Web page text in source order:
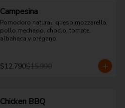
Campesina
Pomodoro natural, queso mozzarella,
pollo mechado, choclo, tomate,
albahaca y orégano.
$12.790$15.990
Chicken BBQ